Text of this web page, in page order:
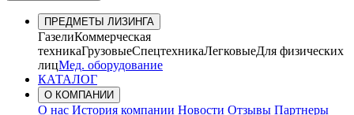
ПРЕДМЕТЫ ЛИЗИНГА
ГазелиКоммерческая
техникаГрузовыеСпецтехникаЛегковыеДля физических
лицМед. оборудование
КАТАЛОГ
О КОМПАНИИ
О нас История компании Новости Отзывы Партнеры